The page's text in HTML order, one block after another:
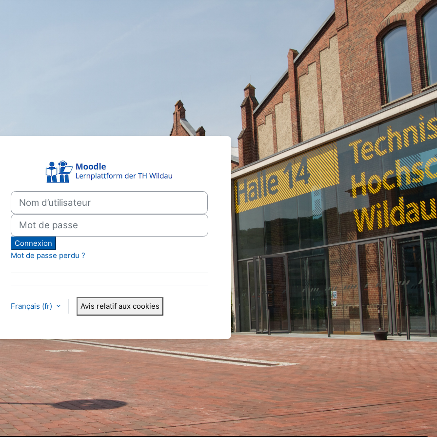
Connexion à TH Wildau: Zentrale E-Learning
Nom d’utilisateur
Mot de passe
Connexion
Mot de passe perdu ?
Français ‎(fr)‎ Avis relatif aux cookies